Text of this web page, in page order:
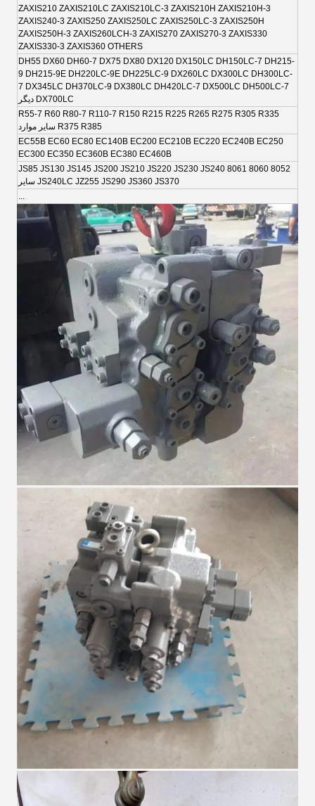
ZAXIS210 ZAXIS210LC ZAXIS210LC-3 ZAXIS210H ZAXIS210H-3
ZAXIS240-3 ZAXIS250 ZAXIS250LC ZAXIS250LC-3 ZAXIS250H
ZAXIS250H-3 ZAXIS260LCH-3 ZAXIS270 ZAXIS270-3 ZAXIS330
ZAXIS330-3 ZAXIS360 OTHERS
DH55 DX60 DH60-7 DX75 DX80 DX120 DX150LC DH150LC-7 DH215-
9 DH215-9E DH220LC-9E DH225LC-9 DX260LC DX300LC DH300LC-
7 DX345LC DH370LC-9 DX380LC DH420LC-7 DX500LC DH500LC-7
DX700LC دیگر
R55-7 R60 R80-7 R110-7 R150 R215 R225 R265 R275 R305 R335
R375 R385 سایر موارد
EC55B EC60 EC80 EC140B EC200 EC210B EC220 EC240B EC250
EC300 EC350 EC360B EC380 EC460B
8052 8060 8061 JS85 JS130 JS145 JS200 JS210 JS220 JS230 JS240
JS240LC JZ255 JS290 JS360 JS370 سایر
...